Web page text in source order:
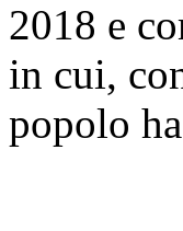
2018 e
in cui,
popolo